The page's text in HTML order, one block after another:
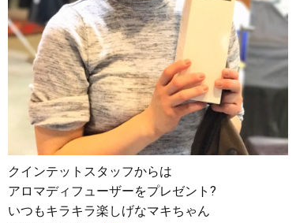
クインテットスタッフからは
アロマディフューザーをプレゼント?
いつもキラキラ楽しげなマキちゃん